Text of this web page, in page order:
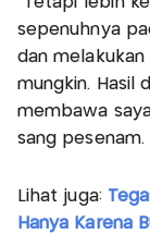
sepenuhnya
dan
mungkin. Hasil
membawa
sang pesenam.
Lihat juga:
Hanya Karena